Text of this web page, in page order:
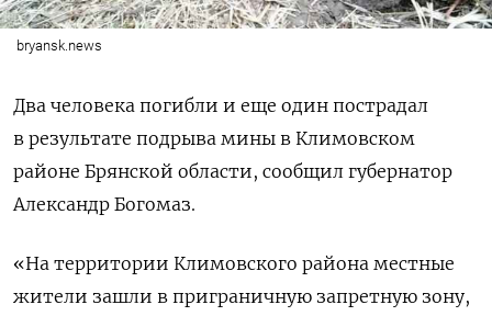
bryansk.news
Два человека погибли и еще один пострадал
в результате подрыва мины в Климовском
районе Брянской области, сообщил губернатор
Александр Богомаз.
«На территории Климовского района местные
жители зашли в приграничную запретную зону,